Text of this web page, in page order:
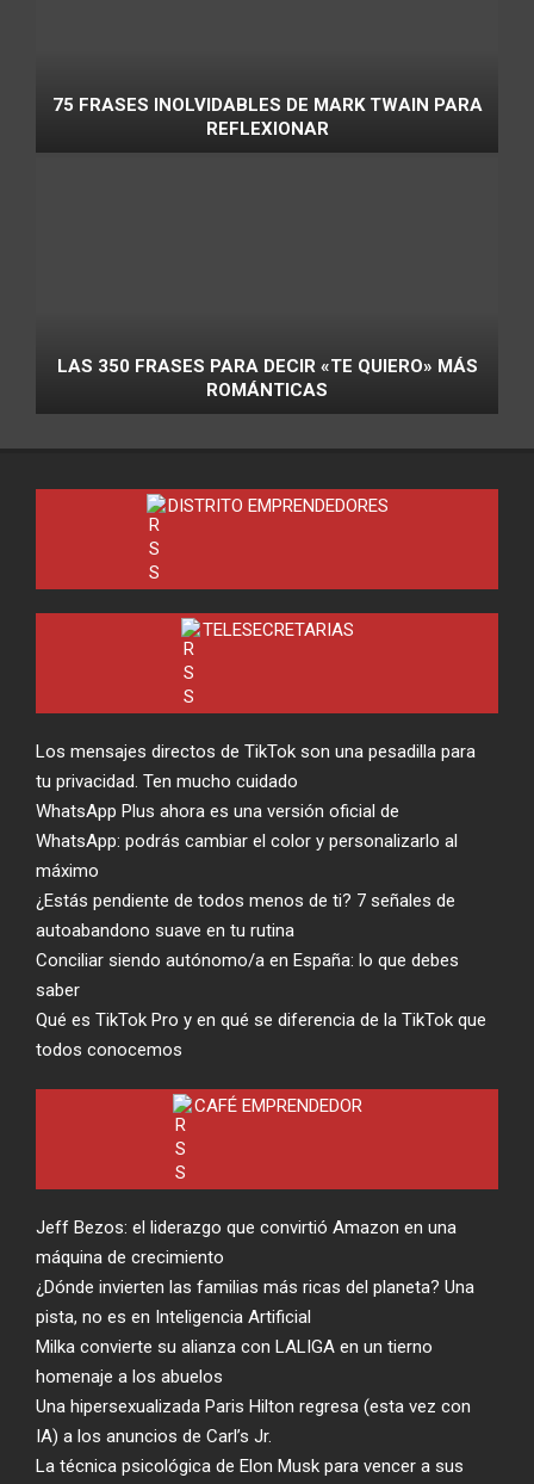
75 FRASES INOLVIDABLES DE MARK TWAIN PARA
REFLEXIONAR
LAS 350 FRASES PARA DECIR «TE QUIERO» MÁS
ROMÁNTICAS
DISTRITO EMPRENDEDORES
TELESECRETARIAS
Los mensajes directos de TikTok son una pesadilla para
tu privacidad. Ten mucho cuidado
WhatsApp Plus ahora es una versión oficial de
WhatsApp: podrás cambiar el color y personalizarlo al
máximo
¿Estás pendiente de todos menos de ti? 7 señales de
autoabandono suave en tu rutina
Conciliar siendo autónomo/a en España: lo que debes
saber
Qué es TikTok Pro y en qué se diferencia de la TikTok que
todos conocemos
CAFÉ EMPRENDEDOR
Jeff Bezos: el liderazgo que convirtió Amazon en una
máquina de crecimiento
¿Dónde invierten las familias más ricas del planeta? Una
pista, no es en Inteligencia Artificial
Milka convierte su alianza con LALIGA en un tierno
homenaje a los abuelos
Una hipersexualizada Paris Hilton regresa (esta vez con
IA) a los anuncios de Carl’s Jr.
La técnica psicológica de Elon Musk para vencer a sus